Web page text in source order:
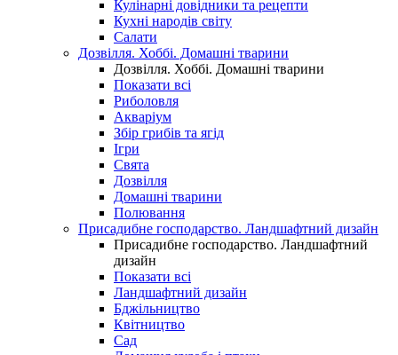
Кулінарні довідники та рецепти
Кухні народів світу
Салати
Дозвілля. Хоббі. Домашні тварини
Дозвілля. Хоббі. Домашні тварини
Показати всі
Риболовля
Акваріум
Збір грибів та ягід
Ігри
Свята
Дозвілля
Домашні тварини
Полювання
Присадибне господарство. Ландшафтний дизайн
Присадибне господарство. Ландшафтний
дизайн
Показати всі
Ландшафтний дизайн
Бджільництво
Квітництво
Сад